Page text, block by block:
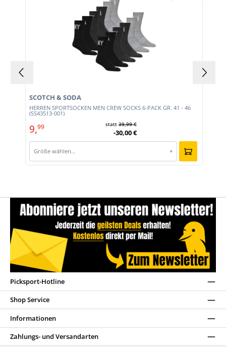
HERREN SPORTSOCKEN MEN CREW SOCKS 6-PACK GR. 41 - 46
(SS43513-001)
SCOTCH & SODA
9,99 statt39,99 €
-30,00 €
Größe wählen… ▾
Picksport-Hotline
Shop Service
Informationen
Zahlungs- und Versandarten